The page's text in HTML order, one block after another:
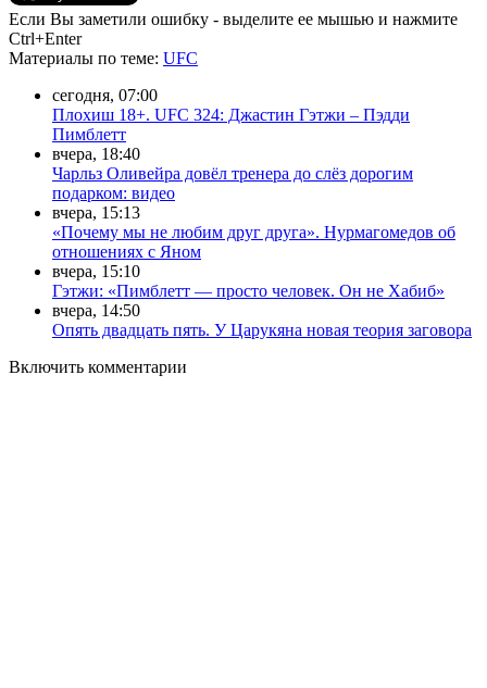
Если Вы заметили ошибку - выделите ее мышью и нажмите
Ctrl+Enter
Материалы по теме: UFC
сегодня, 07:00
Плохиш 18+. UFC 324: Джастин Гэтжи – Пэдди
Пимблетт
вчера, 18:40
Чарльз Оливейра довёл тренера до слёз дорогим
подарком: видео
вчера, 15:13
«Почему мы не любим друг друга». Нурмагомедов об
отношениях с Яном
вчера, 15:10
Гэтжи: «Пимблетт — просто человек. Он не Хабиб»
вчера, 14:50
Опять двадцать пять. У Царукяна новая теория заговора
Включить комментарии